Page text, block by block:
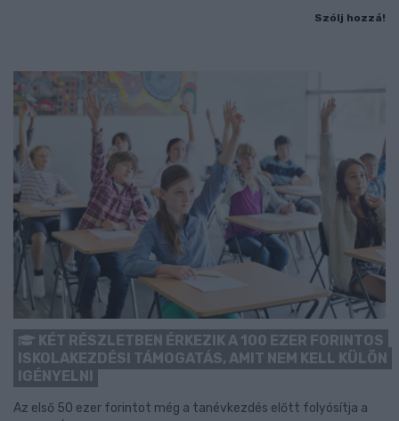
Szólj hozzá!
KÉT RÉSZLETBEN ÉRKEZIK A 100 EZER FORINTOS
ISKOLAKEZDÉSI TÁMOGATÁS, AMIT NEM KELL KÜLÖN
IGÉNYELNI
Az első 50 ezer forintot még a tanévkezdés előtt folyósítja a